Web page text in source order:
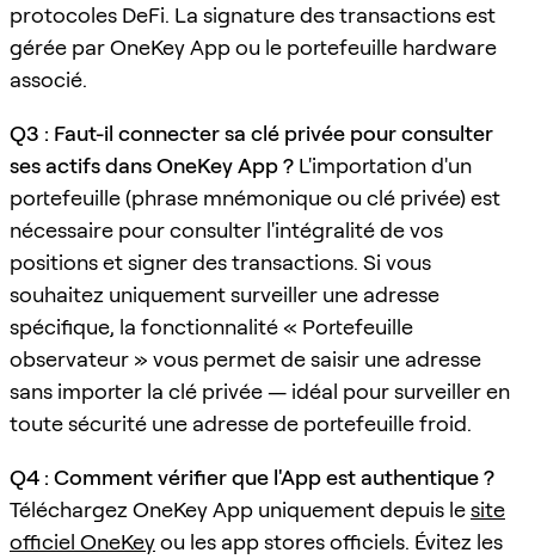
protocoles DeFi. La signature des transactions est
gérée par OneKey App ou le portefeuille hardware
associé.
Q3 : Faut-il connecter sa clé privée pour consulter
ses actifs dans OneKey App ? L'importation d'un
portefeuille (phrase mnémonique ou clé privée) est
nécessaire pour consulter l'intégralité de vos
positions et signer des transactions. Si vous
souhaitez uniquement surveiller une adresse
spécifique, la fonctionnalité « Portefeuille
observateur » vous permet de saisir une adresse
sans importer la clé privée — idéal pour surveiller en
toute sécurité une adresse de portefeuille froid.
Q4 : Comment vérifier que l'App est authentique ?
Téléchargez OneKey App uniquement depuis lesite
officiel OneKeyou les app stores officiels. Évitez les